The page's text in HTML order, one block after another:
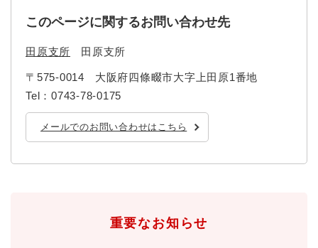
このページに関するお問い合わせ先
田原支所 田原支所
〒575-0014
大阪府四條畷市大字上田原1番地
Tel：0743-78-0175
メールでのお問い合わせはこちら
重要なお知らせ